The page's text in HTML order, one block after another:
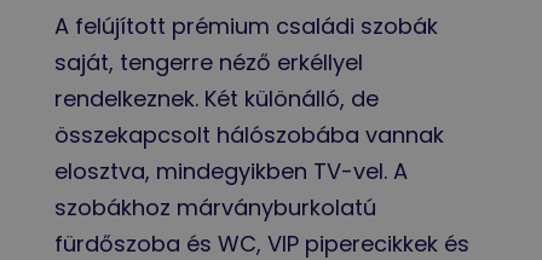
A felújított prémium családi szobák
saját, tengerre néző erkéllyel
rendelkeznek. Két különálló, de
összekapcsolt hálószobába vannak
elosztva, mindegyikben TV-vel. A
szobákhoz márványburkolatú
fürdőszoba és WC, VIP piperecikkek és